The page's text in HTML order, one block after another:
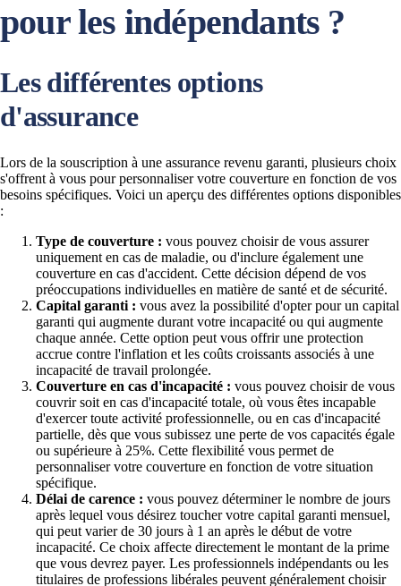
pour les indépendants ?
Les différentes options
d'assurance
Lors de la souscription à une assurance revenu garanti, plusieurs choix
s'offrent à vous pour personnaliser votre couverture en fonction de vos
besoins spécifiques. Voici un aperçu des différentes options disponibles
:
Type de couverture : vous pouvez choisir de vous assurer
uniquement en cas de maladie, ou d'inclure également une
couverture en cas d'accident. Cette décision dépend de vos
préoccupations individuelles en matière de santé et de sécurité.
Capital garanti : vous avez la possibilité d'opter pour un capital
garanti qui augmente durant votre incapacité ou qui augmente
chaque année. Cette option peut vous offrir une protection
accrue contre l'inflation et les coûts croissants associés à une
incapacité de travail prolongée.
Couverture en cas d'incapacité : vous pouvez choisir de vous
couvrir soit en cas d'incapacité totale, où vous êtes incapable
d'exercer toute activité professionnelle, ou en cas d'incapacité
partielle, dès que vous subissez une perte de vos capacités égale
ou supérieure à 25%. Cette flexibilité vous permet de
personnaliser votre couverture en fonction de votre situation
spécifique.
Délai de carence : vous pouvez déterminer le nombre de jours
après lequel vous désirez toucher votre capital garanti mensuel,
qui peut varier de 30 jours à 1 an après le début de votre
incapacité. Ce choix affecte directement le montant de la prime
que vous devrez payer. Les professionnels indépendants ou les
titulaires de professions libérales peuvent généralement choisir